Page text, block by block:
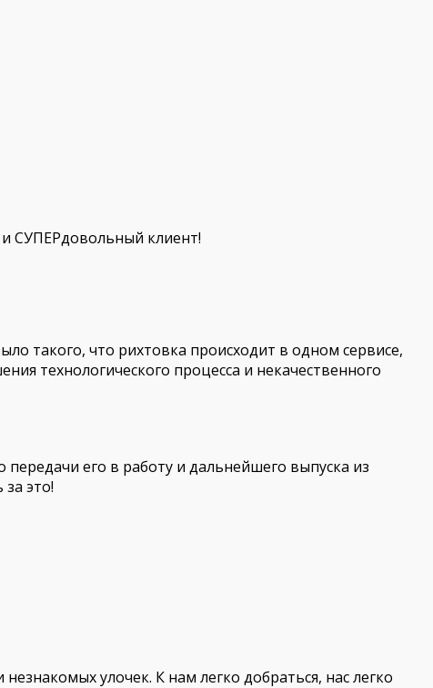
СУПЕРдовольный клиент!
такого, что рихтовка происходит в одном сервисе,
технологического процесса и некачественного
его в работу и дальнейшего выпуска из
это!
улочек. К нам легко добраться, нас легко